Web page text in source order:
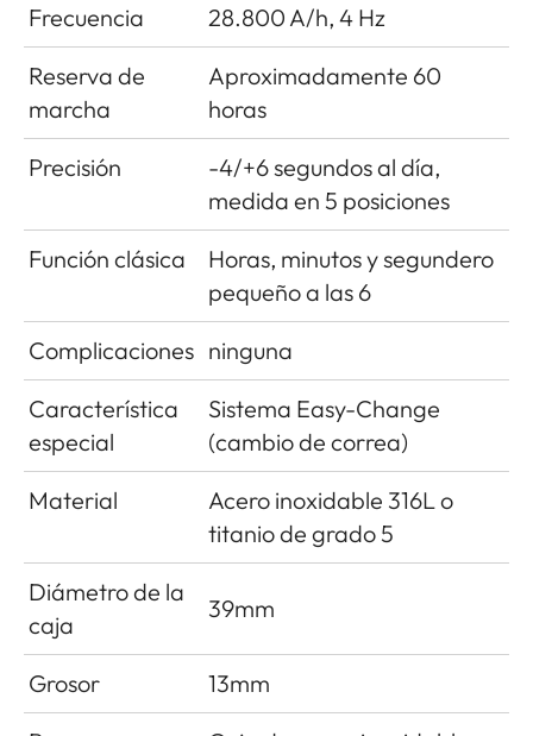
Frecuencia
28.800 A/h, 4 Hz
Reserva de
marcha
Aproximadamente 60
horas
Precisión
-4/+6 segundos al día,
medida en 5 posiciones
Función clásica
Horas, minutos y segundero
pequeño a las 6
Complicaciones ninguna
Característica
especial
Sistema Easy-Change
(cambio de correa)
Material
Acero inoxidable 316L o
titanio de grado 5
Diámetro de la
caja
39mm
Grosor
13mm